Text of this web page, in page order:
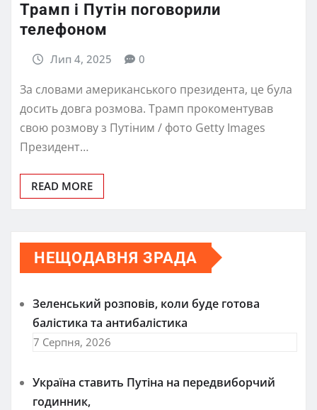
Трамп і Путін поговорили
телефоном
Лип 4, 2025 0
За словами американського президента, це була
досить довга розмова. Трамп прокоментував
свою розмову з Путіним / фото Getty Images
Президент…
READ MORE
НЕЩОДАВНЯ ЗРАДА
Зеленський розповів, коли буде готова
балістика та антибалістика
7 Серпня, 2026
Україна ставить Путіна на передвиборчий
годинник,